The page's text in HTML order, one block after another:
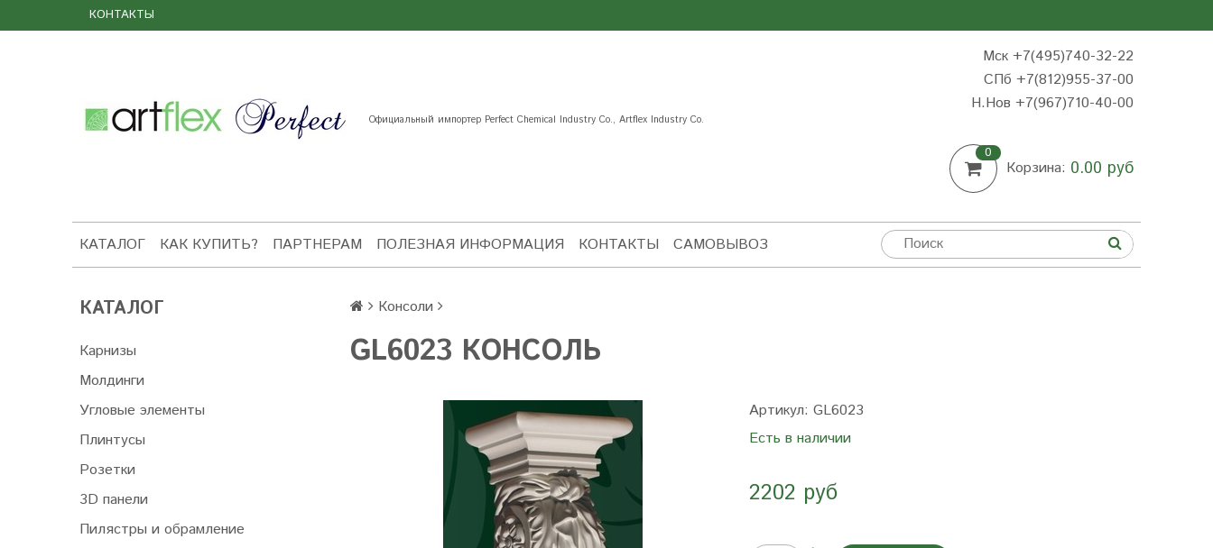
КОНТАКТЫ
Официальный импортер Perfect Chemical Industry Co., Artflex Industry Co.
Мск +7(495)740-32-22
СПб +7(812)955-37-00
Н.Нов +7(967)710-40-00
0
Корзина: 0.00 руб
КАТАЛОГ КАК КУПИТЬ? ПАРТНЕРАМ ПОЛЕЗНАЯ ИНФОРМАЦИЯ КОНТАКТЫ САМОВЫВОЗ
КАТАЛОГ
Карнизы
Молдинги
Угловые элементы
Плинтусы
Розетки
3D панели
Пилястры и обрамление
Консоли
GL6023 КОНСОЛЬ
Артикул: GL6023
Есть в наличии
2202 руб